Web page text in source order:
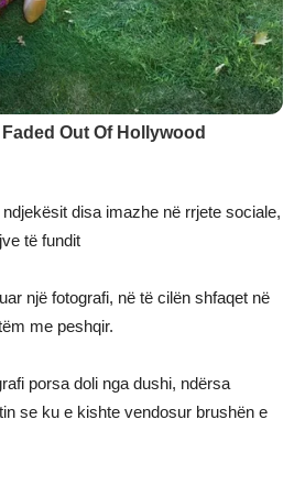
disa imazhe në rrjete sociale,
të fundit
një fotografi, në të cilën shfaqet në
me peshqir.
porsa doli nga dushi, ndërsa
se ku e kishte vendosur brushën e